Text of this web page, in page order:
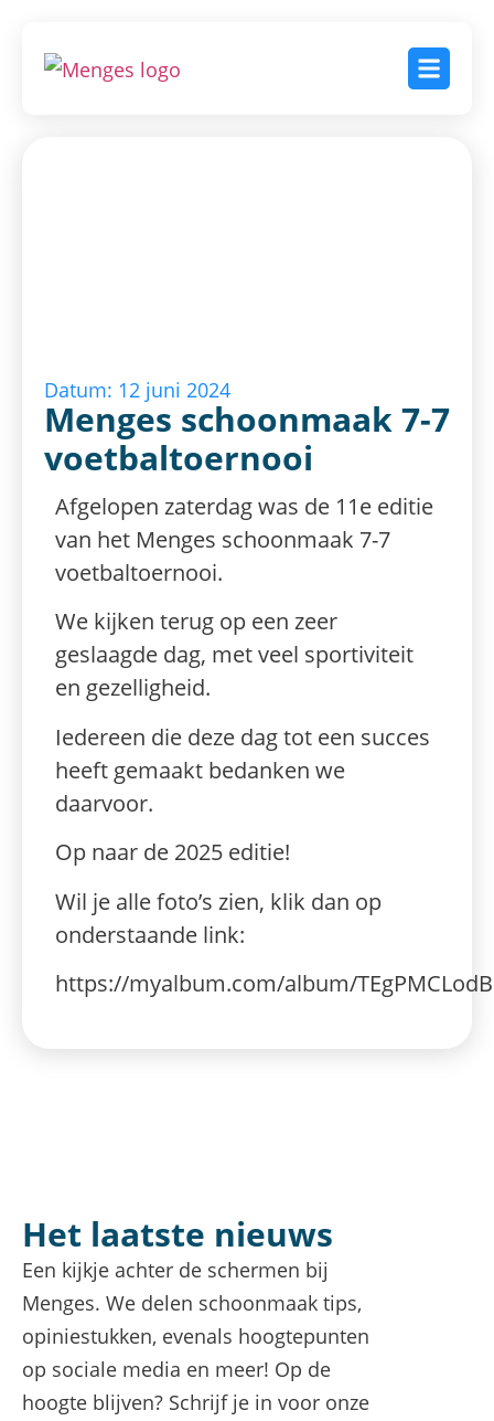
Datum: 12 juni 2024
Menges schoonmaak 7-7
voetbaltoernooi
Afgelopen zaterdag was de 11e editie
van het Menges schoonmaak 7-7
voetbaltoernooi.
We kijken terug op een zeer
geslaagde dag, met veel sportiviteit
en gezelligheid.
Iedereen die deze dag tot een succes
heeft gemaakt bedanken we
daarvoor.
Op naar de 2025 editie!
Wil je alle foto’s zien, klik dan op
onderstaande link:
https://myalbum.com/album/
Het laatste nieuws
Een kijkje achter de schermen bij
Menges. We delen schoonmaak tips,
opiniestukken, evenals hoogtepunten
op sociale media en meer! Op de
hoogte blijven? Schrijf je in voor onze